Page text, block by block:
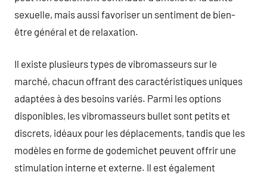
sexuelle, mais aussi favoriser un sentiment de bien-
être général et de relaxation.
Il existe plusieurs types de vibromasseurs sur le
marché, chacun offrant des caractéristiques uniques
adaptées à des besoins variés. Parmi les options
disponibles, les vibromasseurs bullet sont petits et
discrets, idéaux pour les déplacements, tandis que les
modèles en forme de godemichet peuvent offrir une
stimulation interne et externe. Il est également